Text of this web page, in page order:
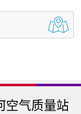
空气质量站